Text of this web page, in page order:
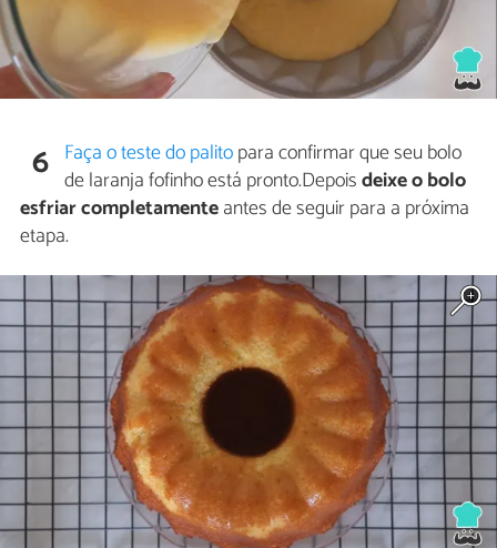
6 Faça o teste do palitopara confirmar que seu bolo
de laranja fofinho está pronto.Depoisdeixe o bolo
esfriar completamenteantes de seguir para a próxima
etapa.